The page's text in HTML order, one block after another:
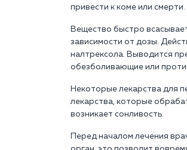
привести к коме или смерти.
Вещество быстро
зависимости от дозы.
налтрексола. Выводится
обезболивающие или
Некоторые лекарства для
лекарства, которые
возникает сонливость.
Перед началом лечения